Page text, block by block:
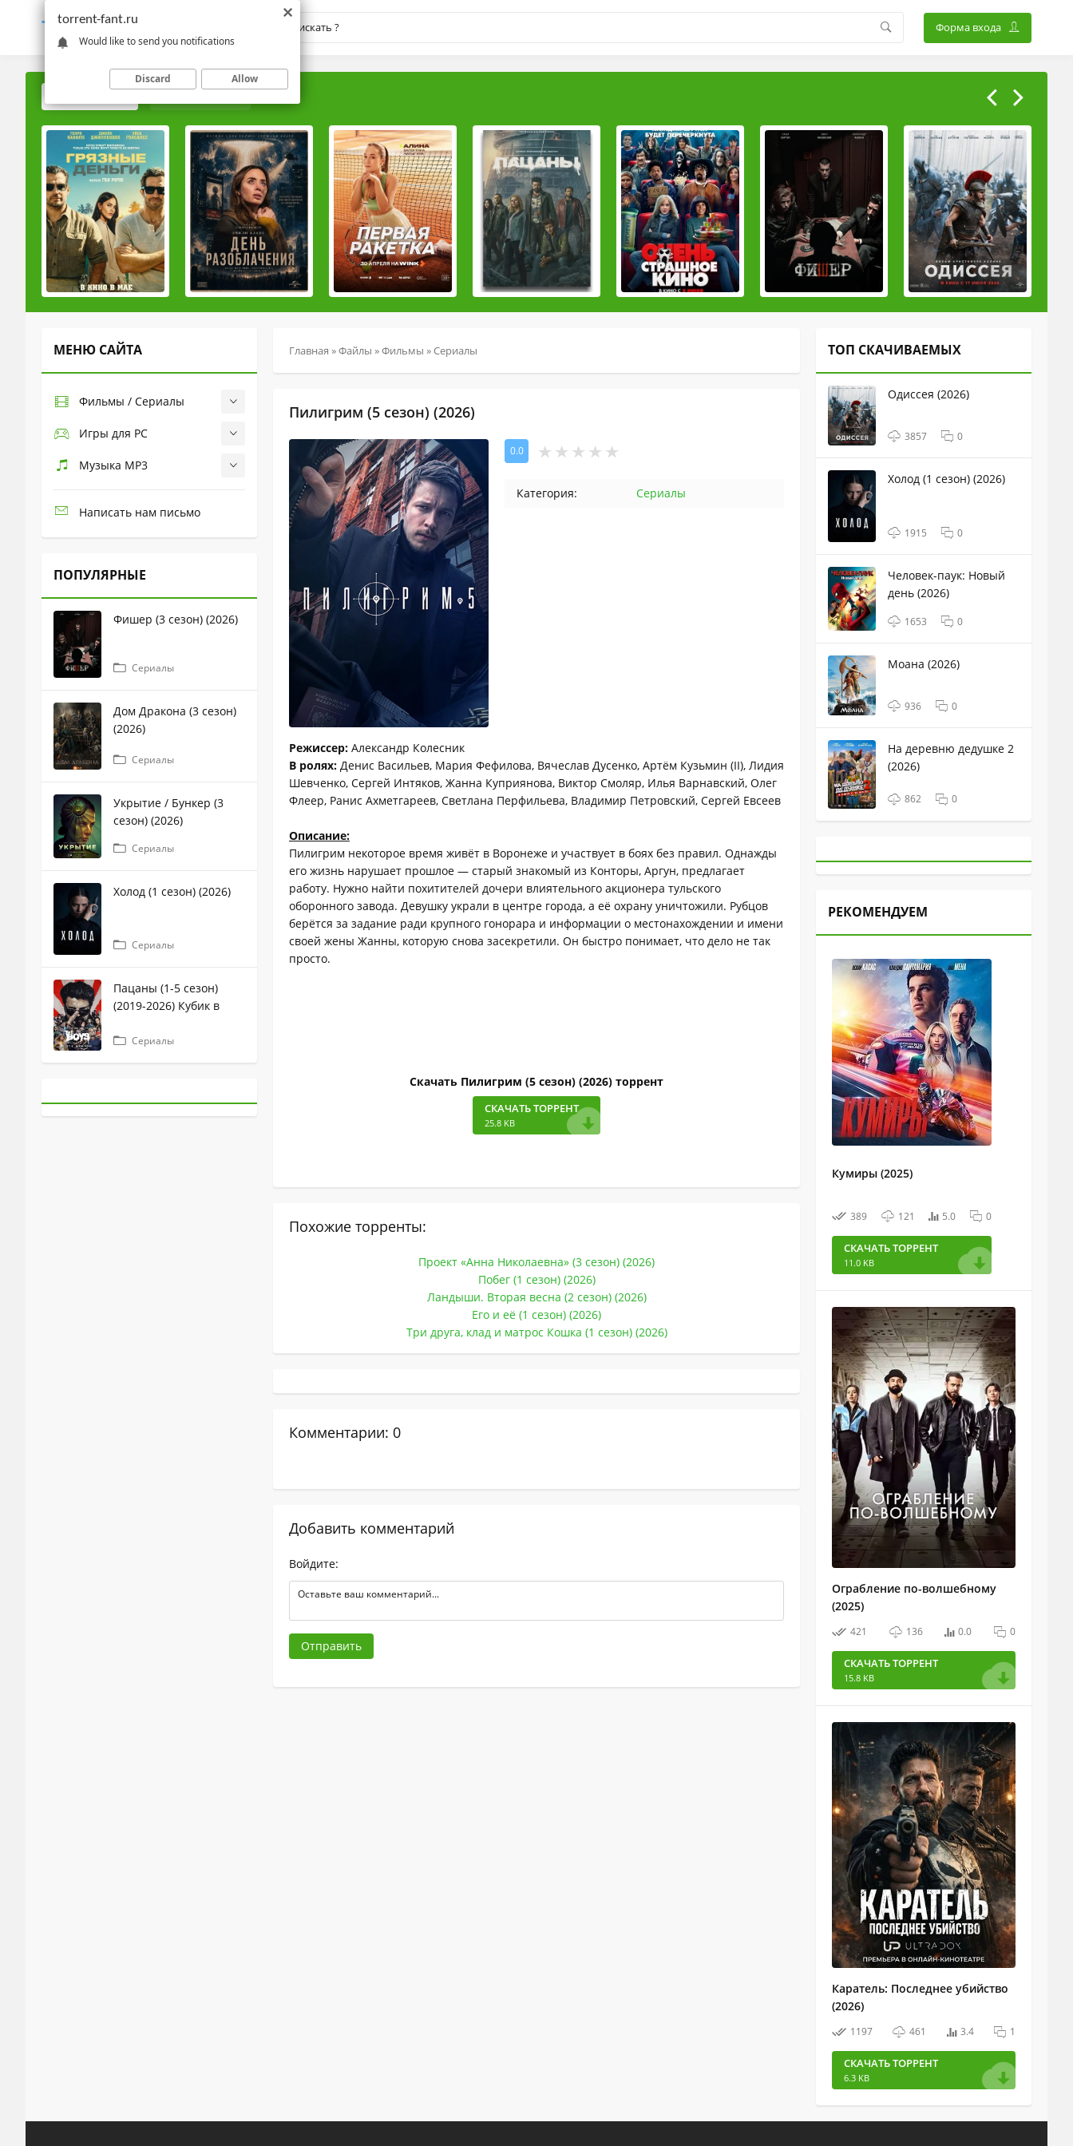
TORRENT-FANT.RU Форма входа
МЕНЮ САЙТА
Фильмы / Сериалы
Игры для PC
Музыка MP3
Написать нам письмо
ПОПУЛЯРНЫЕ
Фишер (3 сезон) (2026)
Сериалы
Дом Дракона (3 сезон)
(2026)
Сериалы
Укрытие / Бункер (3
сезон) (2026)
Сериалы
Холод (1 сезон) (2026)
Сериалы
Пацаны (1-5 сезон)
(2019-2026) Кубик в
Сериалы
Главная »Файлы »Фильмы »Сериалы
Пилигрим (5 сезон) (2026)
0.0
Категория: Сериалы
Режиссер: Александр Колесник
В ролях: Денис Васильев, Мария Фефилова, Вячеслав Дусенко, Артём Кузьмин (II), Лидия
Шевченко, Сергей Интяков, Жанна Куприянова, Виктор Смоляр, Илья Варнавский, Олег
Флеер, Ранис Ахметгареев, Светлана Перфильева, Владимир Петровский, Сергей Евсеев
Описание:
Пилигрим некоторое время живёт в Воронеже и участвует в боях без правил. Однажды
его жизнь нарушает прошлое — старый знакомый из Конторы, Аргун, предлагает
работу. Нужно найти похитителей дочери влиятельного акционера тульского
оборонного завода. Девушку украли в центре города, а её охрану уничтожили. Рубцов
берётся за задание ради крупного гонорара и информации о местонахождении и имени
своей жены Жанны, которую снова засекретили. Он быстро понимает, что дело не так
просто.
Скачать Пилигрим (5 сезон) (2026) торрент
СКАЧАТЬ ТОРРЕНТ
25.8 KB
Похожие торренты:
Проект «Анна Николаевна» (3 сезон) (2026)
Побег (1 сезон) (2026)
Ландыши. Вторая весна (2 сезон) (2026)
Его и её (1 сезон) (2026)
Три друга, клад и матрос Кошка (1 сезон) (2026)
Комментарии: 0
Добавить комментарий
Войдите:
Отправить
ТОП СКАЧИВАЕМЫХ
Одиссея (2026)
3857 0
Холод (1 сезон) (2026)
1915 0
Человек-паук: Новый
день (2026)
1653 0
Моана (2026)
936 0
На деревню дедушке 2
(2026)
862 0
РЕКОМЕНДУЕМ
Кумиры (2025)
389 121 5.0 0
СКАЧАТЬ ТОРРЕНТ
11.0 KB
Ограбление по-волшебному
(2025)
421 136 0.0 0
СКАЧАТЬ ТОРРЕНТ
15.8 KB
Каратель: Последнее убийство
(2026)
1197 461 3.4 1
СКАЧАТЬ ТОРРЕНТ
6.3 KB
torrent-fant.ru
Would like to send you notifications
Discard Allow